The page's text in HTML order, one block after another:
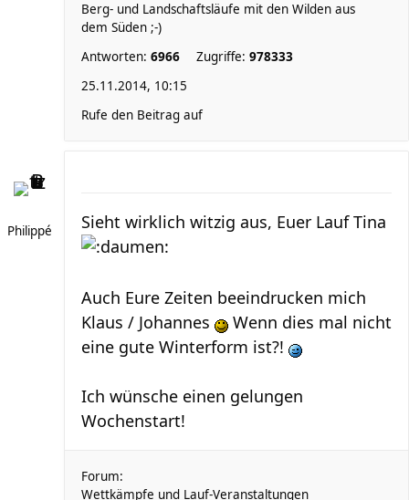
Berg- und Landschaftsläufe mit den Wilden aus
dem Süden ;-)
Antworten: 6966 Zugriffe: 978333
25.11.2014, 10:15
Rufe den Beitrag auf
Philippé Sieht wirklich witzig aus, Euer Lauf Tina
Auch Eure Zeiten beeindrucken mich
Klaus / Johannes
Wenn dies mal nicht
eine gute Winterform ist?!
Ich wünsche einen gelungen
Wochenstart!
Forum:
Wettkämpfe und Lauf-Veranstaltungen